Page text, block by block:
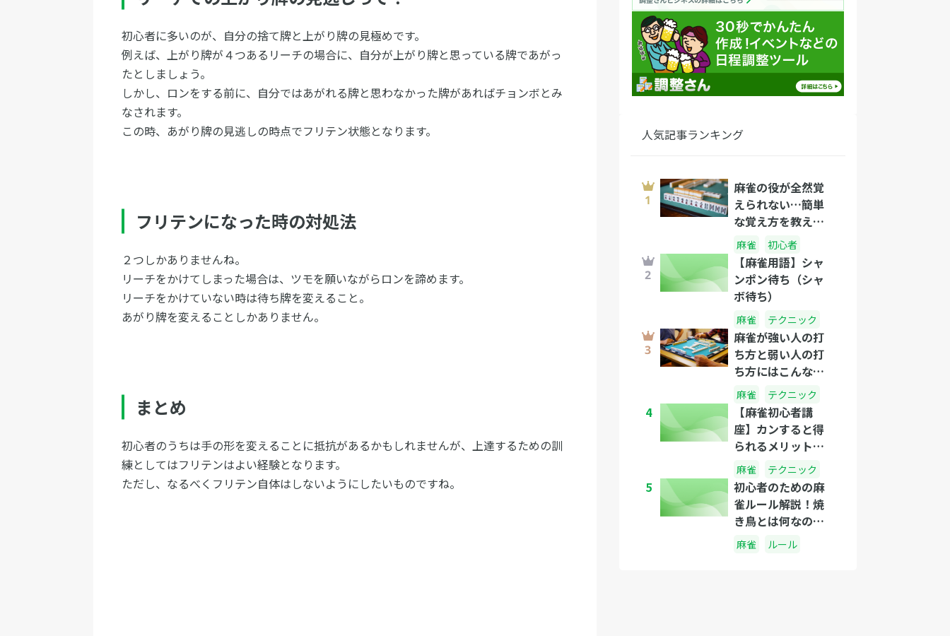
初心者に多いのが、自分の捨て牌と上がり牌の見極めです。
例えば、上がり牌が４つあるリーチの場合に、自分が上がり牌と思っている牌であがっ
たとしましょう。
しかし、ロンをする前に、自分ではあがれる牌と思わなかった牌があればチョンボとみ
なされます。
この時、あがり牌の見逃しの時点でフリテン状態となります。
フリテンになった時の対処法
２つしかありませんね。
リーチをかけてしまった場合は、ツモを願いながらロンを諦めます。
リーチをかけていない時は待ち牌を変えること。
あがり牌を変えることしかありません。
まとめ
初心者のうちは手の形を変えることに抵抗があるかもしれませんが、上達するための訓
練としてはフリテンはよい経験となります。
ただし、なるべくフリテン自体はしないようにしたいものですね。
人気記事ランキング
麻雀の役が全然覚
えられない…簡単
な覚え方を教え
て！
麻雀 初心者
【麻雀用語】シャ
ンポン待ち（シャ
ボ待ち）
麻雀 テクニック
麻雀が強い人の打
ち方と弱い人の打
ち方にはこんなに
差があった！打ち
方の違いとおさえ
るべきテクニック
麻雀 テクニック
4
【麻雀初心者講
座】カンすると得
られるメリットっ
てなに？カンする
べきタイミング
は？
麻雀 テクニック
5
初心者のための麻
雀ルール解説！焼
き鳥とは何なの
か？
麻雀 ルール